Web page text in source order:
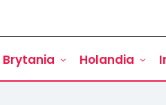
Brytania Holandia